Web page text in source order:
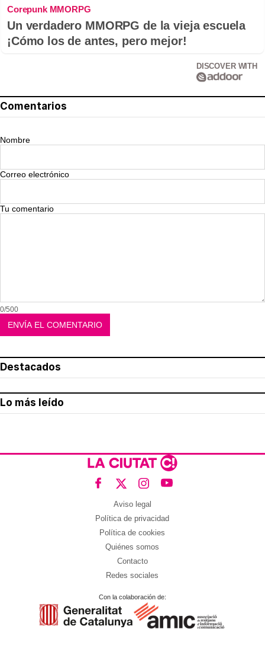
Corepunk MMORPG
Un verdadero MMORPG de la vieja escuela
¡Cómo los de antes, pero mejor!
DISCOVER WITH
Comentarios
Nombre
Correo electrónico
Tu comentario
0/500
Destacados
Lo más leído
Aviso legal
Política de privacidad
Política de cookies
Quiénes somos
Contacto
Redes sociales
Con la colaboración de: